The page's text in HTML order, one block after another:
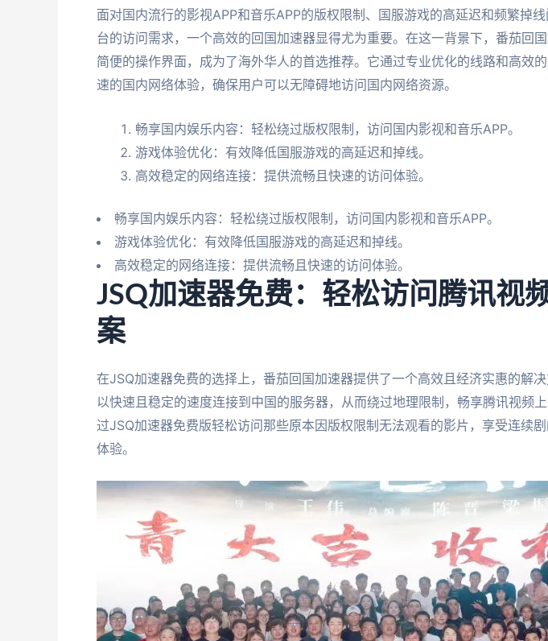
面对国内流行的影视APP和音乐APP的版权限制、国服游戏的高延迟和频繁掉
台的访问需求，一个高效的回国加速器显得尤为重要。在这一背景下，番茄回
简便的操作界面，成为了海外华人的首选推荐。它通过专业优化的线路和高效
速的国内网络体验，确保用户可以无障碍地访问国内网络资源。
畅享国内娱乐内容：轻松绕过版权限制，访问国内影视和音乐APP。
游戏体验优化：有效降低国服游戏的高延迟和掉线。
高效稳定的网络连接：提供流畅且快速的访问体验。
畅享国内娱乐内容：轻松绕过版权限制，访问国内影视和音乐APP。
游戏体验优化：有效降低国服游戏的高延迟和掉线。
高效稳定的网络连接：提供流畅且快速的访问体验。
JSQ加速器免费：轻松访问腾讯视
案
在JSQ加速器免费的选择上，番茄回国加速器提供了一个高效且经济实惠的解
以快速且稳定的速度连接到中国的服务器，从而绕过地理限制，畅享腾讯视频
过JSQ加速器免费版轻松访问那些原本因版权限制无法观看的影片，享受连续
体验。